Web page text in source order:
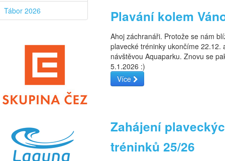
Tábor 2026
Plavání kolem
Ahoj záchranáři. Protože se nám
plavecké tréninky ukončíme 22.12.
návštěvou Aquaparku. Znovu se
5.1.2026 :)
Více
Zahájení
tréninků 25/26